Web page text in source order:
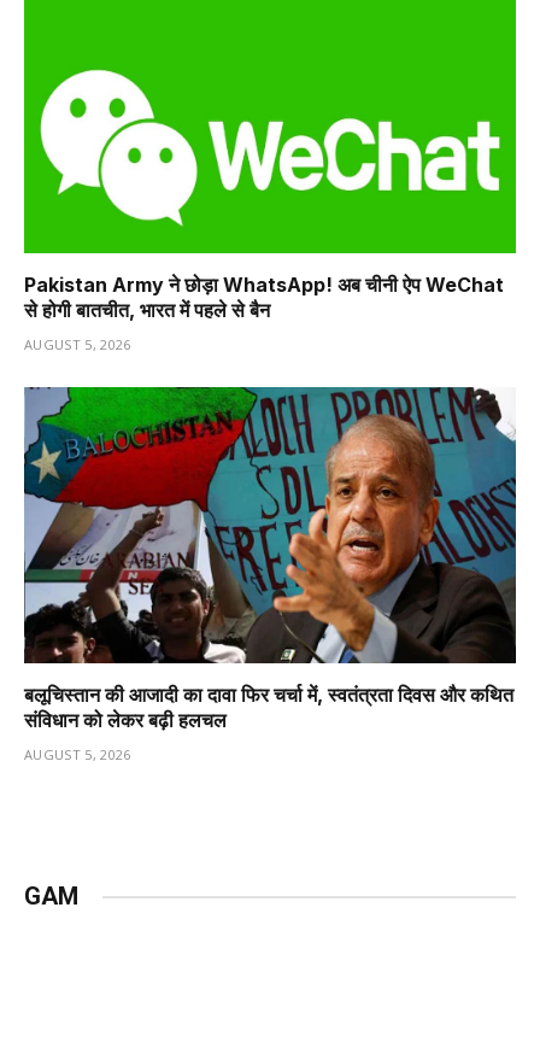
Pakistan Army ने छोड़ा WhatsApp! अब चीनी ऐप WeChat
से होगी बातचीत, भारत में पहले से बैन
AUGUST 5, 2026
बलूचिस्तान की आजादी का दावा फिर चर्चा में, स्वतंत्रता दिवस और कथित
संविधान को लेकर बढ़ी हलचल
AUGUST 5, 2026
GAM